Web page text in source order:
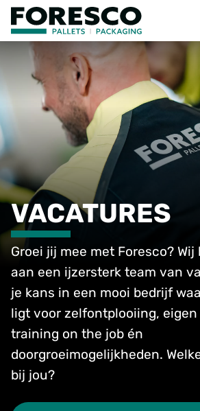
VACATURES
Groei jij mee met Foresco?
aan een ijzersterk team van
je kans in een mooi bedrijf
ligt voor zelfontplooiing,
training on the job én
doorgroeimogelijkheden.
bij jou?